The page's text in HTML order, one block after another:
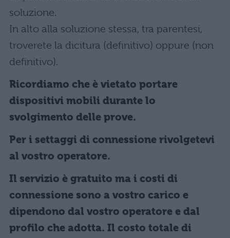
soluzione.
In alto alla soluzione stessa, tra parentesi,
troverete la dicitura (definitivo) oppure (non
definitivo).
Ricordiamo che è vietato portare
dispositivi mobili durante lo
svolgimento delle prove.
Per i settaggi di connessione rivolgetevi
al vostro operatore.
Il servizio è gratuito ma i costi di
connessione sono a vostro carico e
dipendono dal vostro operatore e dal
profilo che adotta. Il costo totale di